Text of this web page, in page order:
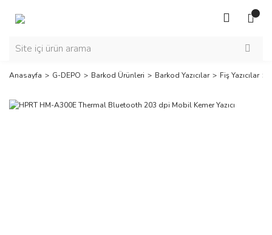
Anasayfa G-DEPO Barkod Ürünleri Barkod Yazıcılar Fiş Yazıcılar